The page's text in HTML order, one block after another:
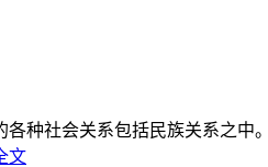
种社会关系包括民族关系之
文